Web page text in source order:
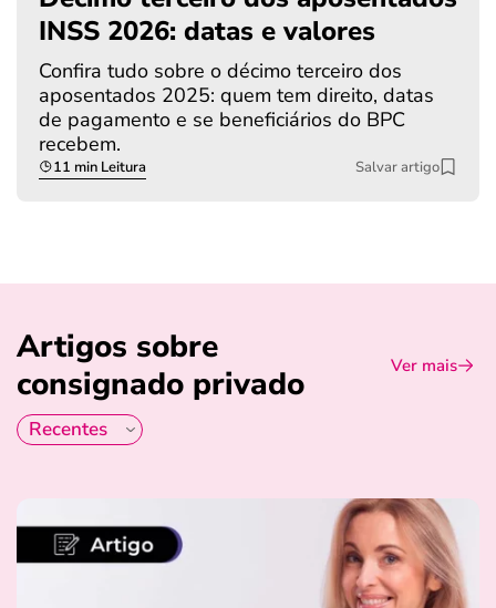
INSS 2026: datas e valores
Confira tudo sobre o décimo terceiro dos
aposentados 2025: quem tem direito, datas
de pagamento e se beneficiários do BPC
recebem.
11 min Leitura Salvar artigo
Artigos sobre
consignado privado
Ver mais